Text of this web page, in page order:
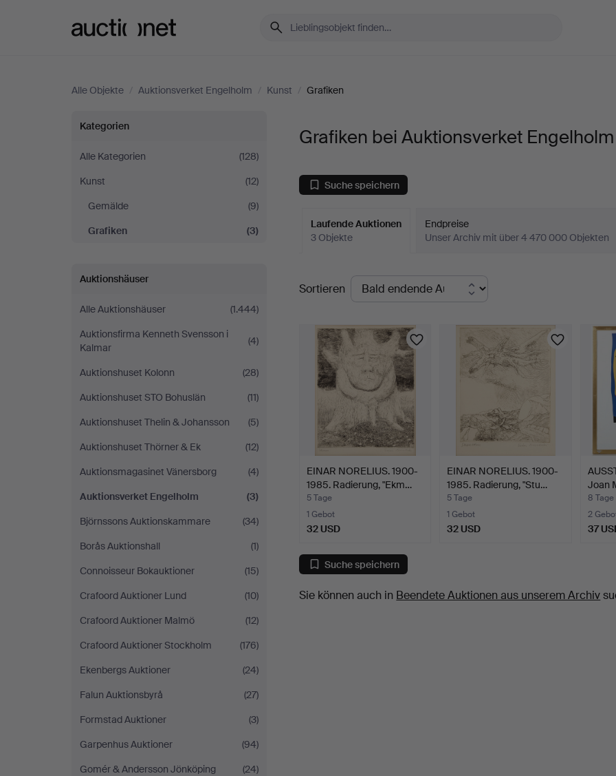
Alle Objekte / Auktionsverket Engelholm / Kunst / Grafiken
Grafiken
bei
Auktionsverket
Engelholm
Kategorien
Alle Kategorien
(128)
Kunst
(12)
Gemälde
(9)
Grafiken
(3)
Auktionshäuser
Alle Auktionshäuser
(1.444)
Auktionsfirma Kenneth Svensson i
Kalmar
(4)
Auktionshuset Kolonn
(28)
Auktionshuset STO Bohuslän
(11)
Auktionshuset Thelin & Johansson
(5)
Auktionshuset Thörner & Ek
(12)
Auktionsmagasinet Vänersborg
(4)
Auktionsverket Engelholm
(3)
Björnssons Auktionskammare
(34)
Borås Auktionshall
(1)
Connoisseur Bokauktioner
(15)
Crafoord Auktioner Lund
(10)
Crafoord Auktioner Malmö
(12)
Crafoord Auktioner Stockholm
(176)
Ekenbergs Auktioner
(24)
Falun Auktionsbyrå
(27)
Formstad Auktioner
(3)
Garpenhus Auktioner
(94)
Gomér & Andersson Jönköping
(24)
Grafiken bei Auktionsverket Engelholm
Suche speichern
Laufende Auktionen
3 Objekte
Endpreise
Unser Archiv mit über 4 470 000 Objekten
Laufende
Auktionen
Sortieren
EINAR NORELIUS. 1900-
1985. Radierung, "Ekm…
5 Tage
1 Gebot
32 USD
EINAR NORELIUS. 1900-
1985. Radierung, "Stu…
5 Tage
1 Gebot
32 USD
Joan
8 Tage
2
37
Suche speichern
Sie können auch in Beendete Auktionen aus unserem Archiv